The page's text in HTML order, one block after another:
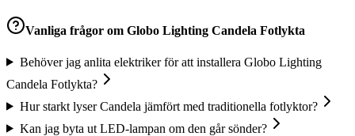
Vanliga frågor om Globo Lighting Candela Fotlykta
Behöver jag anlita elektriker för att installera Globo Lighting
Candela Fotlykta?
Hur starkt lyser Candela jämfört med traditionella fotlyktor?
Kan jag byta ut LED-lampan om den går sönder?